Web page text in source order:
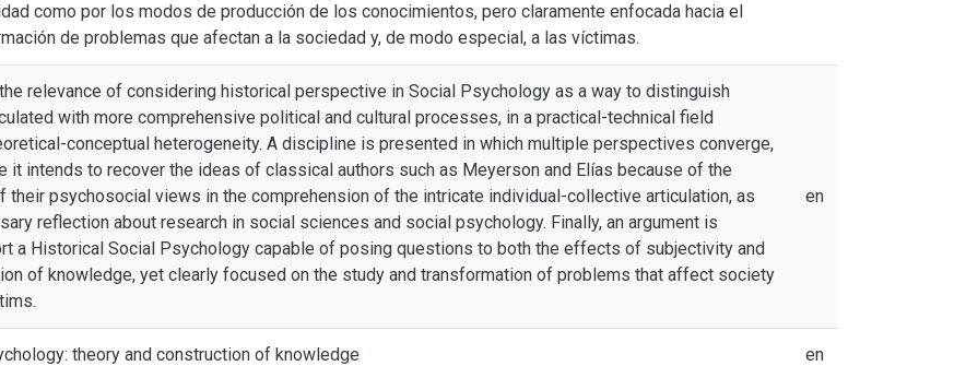
como por los modos de producción de los conocimientos, pero claramente enfocada hacia el
de problemas que afectan a la sociedad y, de modo especial, a las víctimas.
relevance of considering historical perspective in Social Psychology as a way to distinguish
with more comprehensive political and cultural processes, in a practical-technical field
conceptual heterogeneity. A discipline is presented in which multiple perspectives converge,
it intends to recover the ideas of classical authors such as Meyerson and Elías because of the
their psychosocial views in the comprehension of the intricate individual-collective articulation, as
reflection about research in social sciences and social psychology. Finally, an argument is
a Historical Social Psychology capable of posing questions to both the effects of subjectivity and
of knowledge, yet clearly focused on the study and transformation of problems that affect society
en
theory and construction of knowledge en